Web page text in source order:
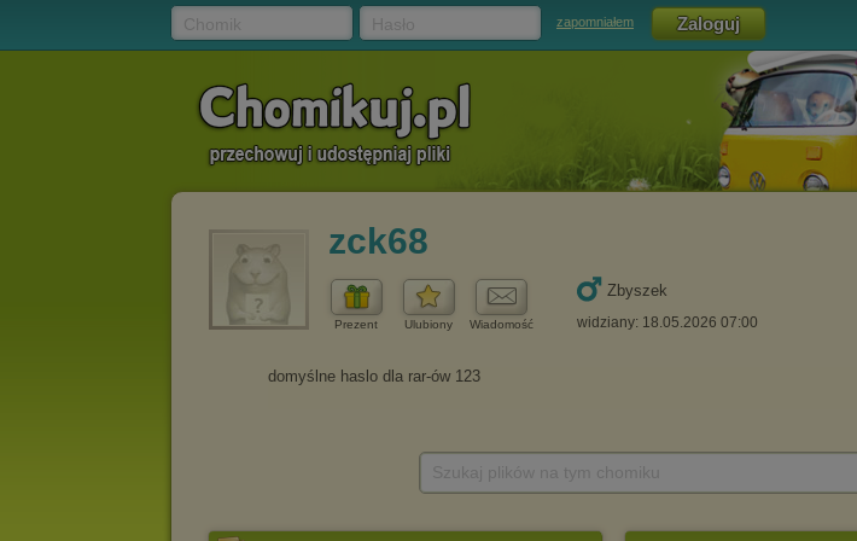
zapomniałem
zck68
Prezent Ulubiony Wiadomość
Zbyszek
widziany: 18.05.2026 07:00